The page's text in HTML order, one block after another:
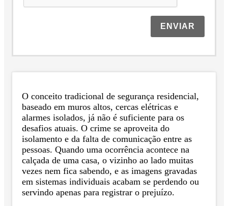
ENVIAR
O conceito tradicional de segurança residencial,
baseado em muros altos, cercas elétricas e
alarmes isolados, já não é suficiente para os
desafios atuais. O crime se aproveita do
isolamento e da falta de comunicação entre as
pessoas. Quando uma ocorrência acontece na
calçada de uma casa, o vizinho ao lado muitas
vezes nem fica sabendo, e as imagens gravadas
em sistemas individuais acabam se perdendo ou
servindo apenas para registrar o prejuízo.